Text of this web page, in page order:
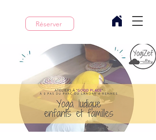
Réserver